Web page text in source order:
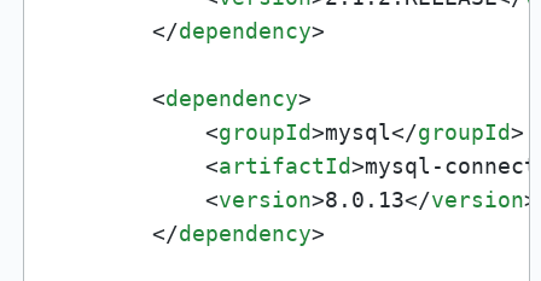
</dependency>
<dependency>
<groupId>mysql</groupId>
<artifactId>mysql-
<version>8.0.13</version>
</dependency>